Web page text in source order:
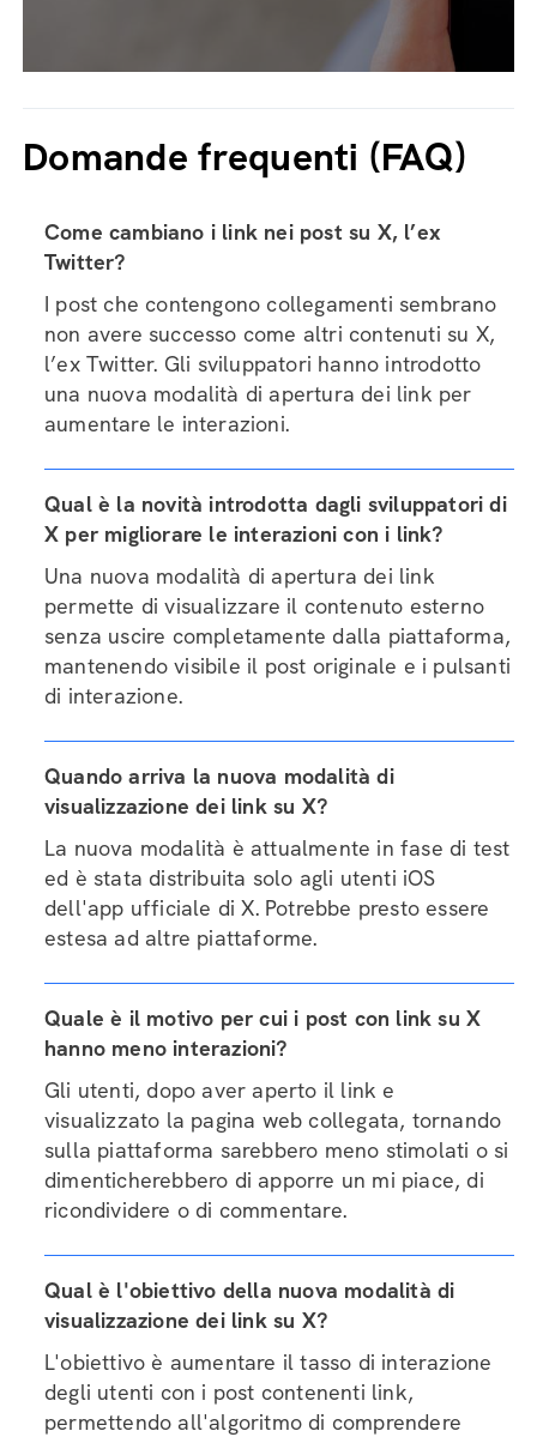
Domande frequenti (FAQ)
Come cambiano i link nei post su X, l’ex
Twitter?
I post che contengono collegamenti sembrano
non avere successo come altri contenuti su X,
l’ex Twitter. Gli sviluppatori hanno introdotto
una nuova modalità di apertura dei link per
aumentare le interazioni.
Qual è la novità introdotta dagli sviluppatori di
X per migliorare le interazioni con i link?
Una nuova modalità di apertura dei link
permette di visualizzare il contenuto esterno
senza uscire completamente dalla piattaforma,
mantenendo visibile il post originale e i pulsanti
di interazione.
Quando arriva la nuova modalità di
visualizzazione dei link su X?
La nuova modalità è attualmente in fase di test
ed è stata distribuita solo agli utenti iOS
dell'app ufficiale di X. Potrebbe presto essere
estesa ad altre piattaforme.
Quale è il motivo per cui i post con link su X
hanno meno interazioni?
Gli utenti, dopo aver aperto il link e
visualizzato la pagina web collegata, tornando
sulla piattaforma sarebbero meno stimolati o si
dimenticherebbero di apporre un mi piace, di
ricondividere o di commentare.
Qual è l'obiettivo della nuova modalità di
visualizzazione dei link su X?
L'obiettivo è aumentare il tasso di interazione
degli utenti con i post contenenti link,
permettendo all'algoritmo di comprendere